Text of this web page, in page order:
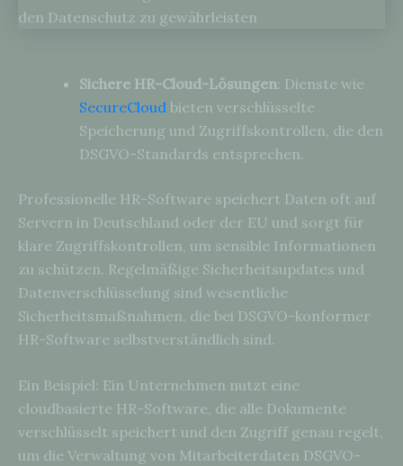
Sichere HR-Cloud-Lösungen: Dienste wie
SecureCloud bieten verschlüsselte
Speicherung und Zugriffskontrollen, die den
DSGVO-Standards entsprechen.
Professionelle HR-Software speichert Daten oft auf
Servern in Deutschland oder der EU und sorgt für
klare Zugriffskontrollen, um sensible Informationen
zu schützen. Regelmäßige Sicherheitsupdates und
Datenverschlüsselung sind wesentliche
Sicherheitsmaßnahmen, die bei DSGVO-konformer
HR-Software selbstverständlich sind.
Ein Beispiel: Ein Unternehmen nutzt eine
cloudbasierte HR-Software, die alle Dokumente
verschlüsselt speichert und den Zugriff genau regelt,
um die Verwaltung von Mitarbeiterdaten DSGVO-